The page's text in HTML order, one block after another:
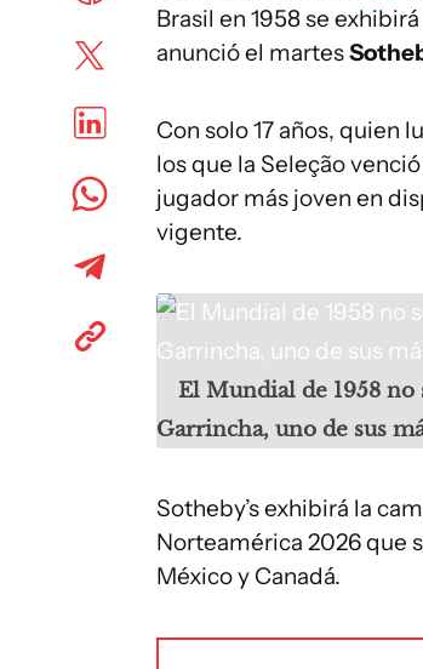
Brasil en 1958 se
anunció el martes
Con solo 17 años, quien
los que la Seleção
jugador más joven en
vigente.
El Mundial de 1958
Garrincha, uno de sus
Sotheby’s exhibirá la
Norteamérica 2026 que
México y Canadá.